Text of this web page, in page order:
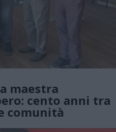
maestra
cento anni tra
comunità